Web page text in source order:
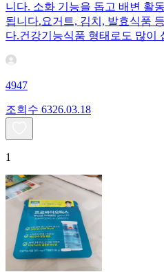
니다. 소화 기능을 돕고 배변 활
됩니다.요거트, 김치, 발효식품
다.건강기능식품 형태로도 많이
4947
조회수 6326.03.18
1